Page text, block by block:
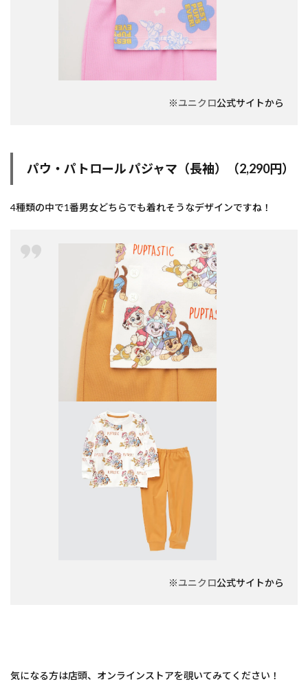
※ユニクロ公式サイトから
パウ・パトロール パジャマ（長袖）（2,290円）
4種類の中で1番男女どちらでも着れそうなデザインですね！
※ユニクロ公式サイトから
気になる方は店頭、オンラインストアを覗いてみてください！